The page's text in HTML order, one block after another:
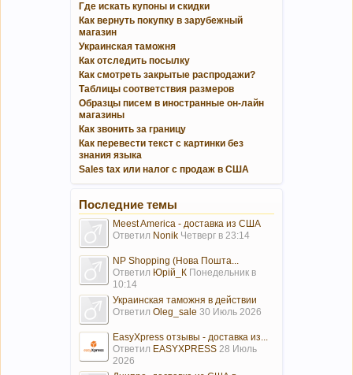
Где искать купоны и скидки
Как вернуть покупку в зарубежный
магазин
Украинская таможня
Как отследить посылку
Как смотреть закрытые распродажи?
Таблицы соответствия размеров
Образцы писем в иностранные он-лайн
магазины
Как звонить за границу
Как перевести текст с картинки без
знания языка
Sales tax или налог с продаж в США
Последние темы
Meest America - доставка из США
Ответил Nonik Четверг в 23:14
NP Shopping (Нова Пошта...
Ответил Юрій_К Понедельник в
10:14
Украинская таможня в действии
Ответил Oleg_sale 30 Июль 2026
EasyXpress отзывы - доставка из...
Ответил EASYXPRESS 28 Июль
2026